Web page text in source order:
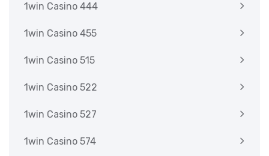
1win Casino 444
1win Casino 455
1win Casino 515
1win Casino 522
1win Casino 527
1win Casino 574